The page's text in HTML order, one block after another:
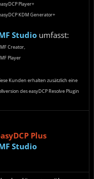
Player+
KDM Generator+
Studio umfasst:
Creator,
Player
Kunden erhalten zusätzlich eine
des easyDCP Resolve Plugin
Plus
Studio